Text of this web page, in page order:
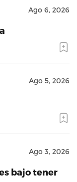
Ago 6, 2026
Ago 5, 2026
Ago 3, 2026
bajo tener